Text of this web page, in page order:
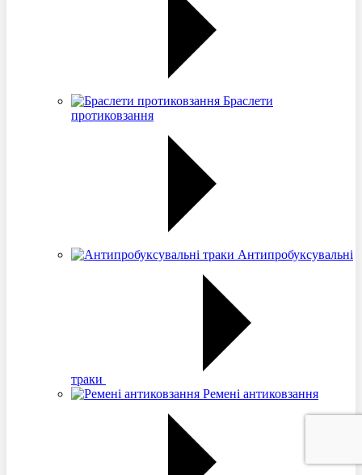
Браслети
протиковзання
Антипробуксувальні
траки
Ремені антиковзання